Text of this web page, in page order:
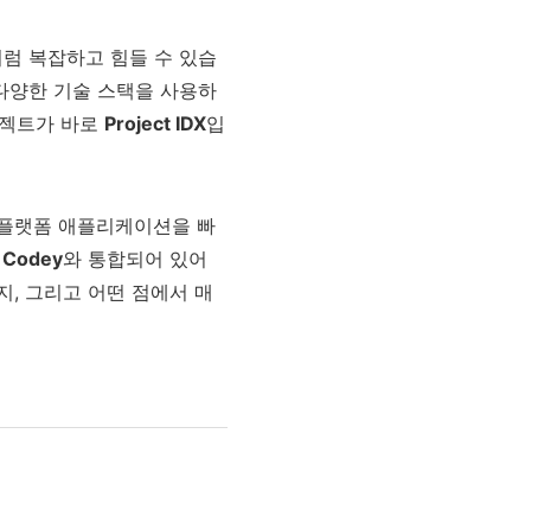
복잡하고 힘들 수 있습
양한 기술 스택을 사용하
트가 바로 Project IDX입
랫폼 애플리케이션을 빠
Codey와 통합되어 있어
, 그리고 어떤 점에서 매